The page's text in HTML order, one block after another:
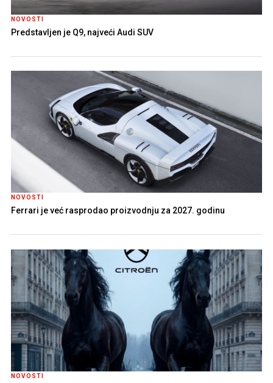
NOVOSTI
Predstavljen je Q9, najveći Audi SUV
NOVOSTI
Ferrari je već rasprodao proizvodnju za 2027. godinu
NOVOSTI